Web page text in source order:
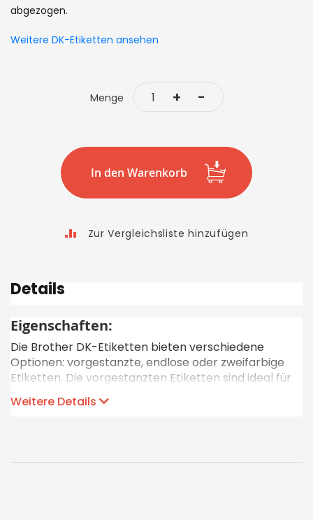
abgezogen.
Weitere DK-Etiketten ansehen
Menge -
+
In den Warenkorb
Zur Vergleichsliste hinzufügen
Details
Eigenschaften:
Die Brother DK-Etiketten bieten verschiedene
Optionen: vorgestanzte, endlose oder zweifarbige
Etiketten. Die vorgestanzten Etiketten sind ideal für
schnelle Beschriftungen von Unterlagen,
Dokumenten, CDs, usw. Mit den Endlos-Etiketten
Weitere Details